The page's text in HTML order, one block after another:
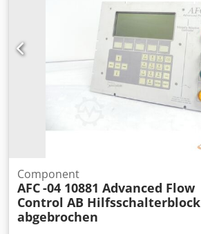
Component
AFC-04 10881 Advanced Flow
Control AB Hilfsschalterblock
abgebrochen